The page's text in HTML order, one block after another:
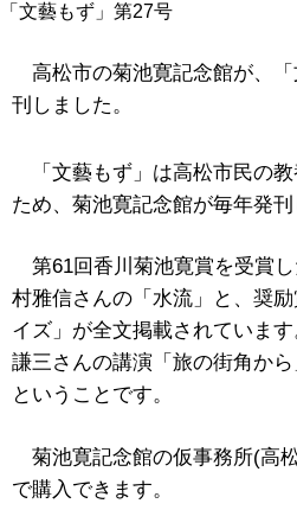
「文藝もず」第27号
高松市の菊池寛記念館が、
刊しました。
「文藝もず」は高松市民の
ため、菊池寛記念館が毎年発刊
第61回香川菊池寛賞を受賞
村雅信さんの「水流」と、奨
イズ」が全文掲載されていま
謙三さんの講演「旅の街角か
ということです。
菊池寛記念館の仮事務所(高
で購入できます。